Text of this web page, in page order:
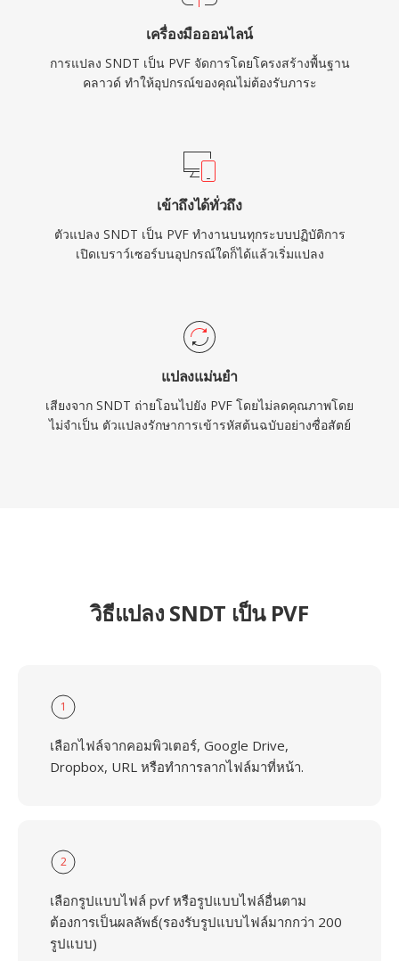
เครื่องมือออนไลน์
การแปลง SNDT เป็น PVF จัดการโดยโครงสร้างพื้นฐาน
คลาวด์ ทำให้อุปกรณ์ของคุณไม่ต้องรับภาระ
เข้าถึงได้ทั่วถึง
ตัวแปลง SNDT เป็น PVF ทำงานบนทุกระบบปฏิบัติการ
เปิดเบราว์เซอร์บนอุปกรณ์ใดก็ได้แล้วเริ่มแปลง
แปลงแม่นยำ
เสียงจาก SNDT ถ่ายโอนไปยัง PVF โดยไม่ลดคุณภาพโดย
ไม่จำเป็น ตัวแปลงรักษาการเข้ารหัสต้นฉบับอย่างซื่อสัตย์
วิธีแปลง SNDT เป็น PVF
1
เลือกไฟล์จากคอมพิวเตอร์, Google Drive,
Dropbox, URL หรือทำการลากไฟล์มาที่หน้า.
2
เลือกรูปแบบไฟล์ pvf หรือรูปแบบไฟล์อื่นตาม
ต้องการเป็นผลลัพธ์(รองรับรูปแบบไฟล์มากกว่า 200
รูปแบบ)